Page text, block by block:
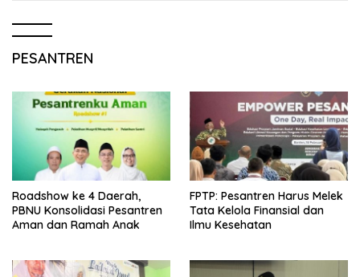
PESANTREN
Roadshow ke 4 Daerah,
PBNU Konsolidasi Pesantren
Aman dan Ramah Anak
FPTP: Pesantren Harus Melek
Tata Kelola Finansial dan
Ilmu Kesehatan